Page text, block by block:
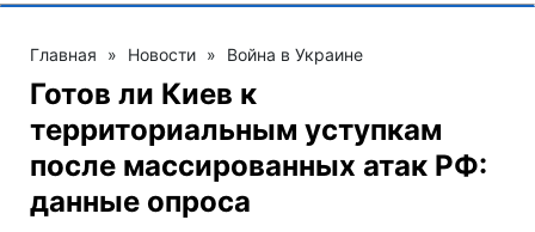
Главная » Новости » Война в Украине
Готов ли Киев к
территориальным уступкам
после массированных атак РФ:
данные опроса